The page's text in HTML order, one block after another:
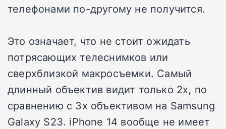
телефонами по-другому не получится.
Это означает, что не стоит ожидать
потрясающих телеснимков или
сверхблизкой макросъемки. Самый
длинный объектив видит только 2х, по
сравнению с 3х объективом на Samsung
Galaxy S23. iPhone 14 вообще не имеет